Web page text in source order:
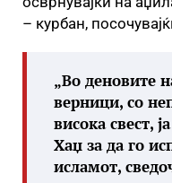
– курбан,
„Во деновите
верници, со
висока свест,
Хаџ за да го
исламот,